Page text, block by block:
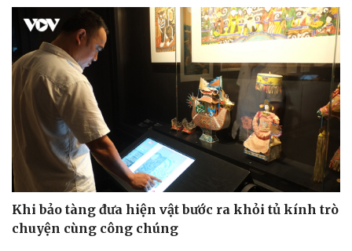
Khi bảo tàng đưa hiện vật bước ra khỏi tủ kính trò
chuyện cùng công chúng